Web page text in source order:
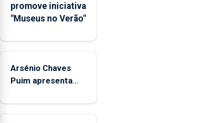
Municipal
de
aos
durante
o
de
promove iniciativa
"Museus no Verão"
Arsénio Chaves
Puim apresenta
de Vila do Porto